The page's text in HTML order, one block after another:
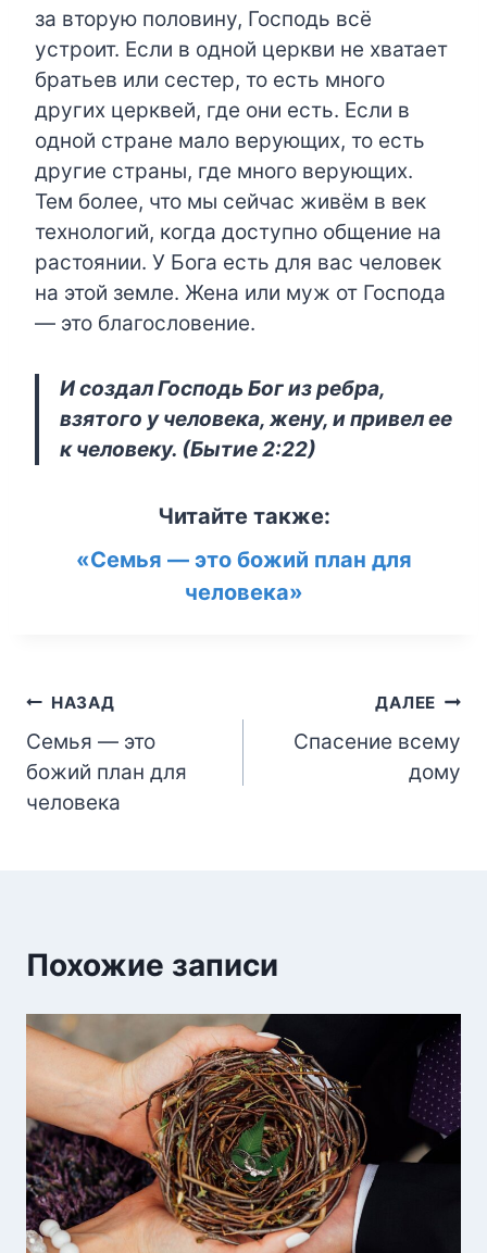
за вторую половину, Господь всё
устроит. Если в одной церкви не хватает
братьев или сестер, то есть много
других церквей, где они есть. Если в
одной стране мало верующих, то есть
другие страны, где много верующих.
Тем более, что мы сейчас живём в век
технологий, когда доступно общение на
растоянии. У Бога есть для вас человек
на этой земле. Жена или муж от Господа
— это благословение.
И создал Господь Бог из ребра,
взятого у человека, жену, и привел ее
к человеку. (Бытие 2:22)
Читайте также:
«Семья — это божий план для
человека»
Навигация
по
записям
НАЗАД
Семья — это
божий план для
человека
ДАЛЕЕ
Спасение всему
дому
Похожие записи